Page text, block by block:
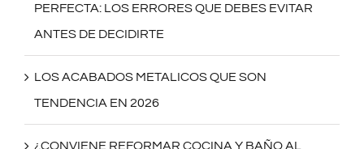
PERFECTA: LOS ERRORES QUE DEBES EVITAR
ANTES DE DECIDIRTE
LOS ACABADOS METALICOS QUE SON
TENDENCIA EN 2026
¿CONVIENE REFORMAR COCINA Y BAÑO AL